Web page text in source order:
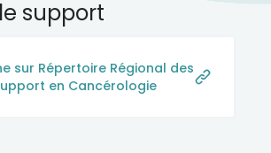
support
sur Répertoire Régional des
en Cancérologie